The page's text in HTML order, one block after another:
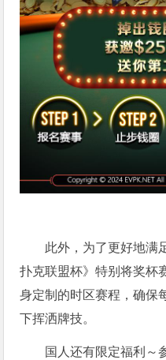
此外，为了更好地满
扑克联盟杯》特别将奖杯
身定制的时区赛程，确保
下挥洒牌技。
国人还有限定福利～